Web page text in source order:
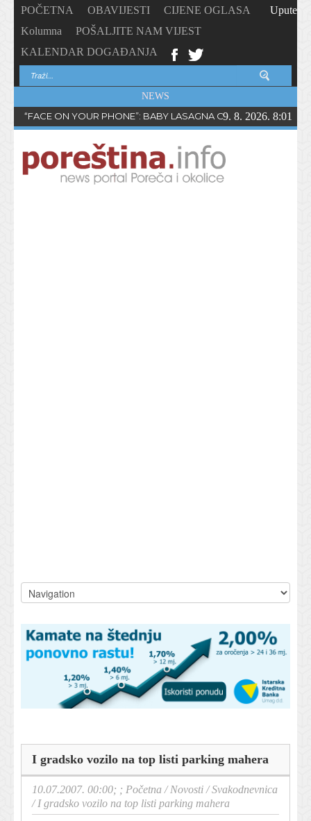
POČETNA OBAVIJESTI
CIJENE OGLASA
Kolumna
POŠALJITE NAM VIJEST
KALENDAR DOGAĐANJA
Upute
NEWS
“FACE ON YOUR PHONE”: BABY LASAGNA OBJAVIO NOVI
9. 8. 2026. 8:01
I gradsko vozilo na top listi parking mahera
10.07.2007. 00:00; ; Početna /Novosti /Svakodnevnica
/I gradsko vozilo na top listi parking mahera